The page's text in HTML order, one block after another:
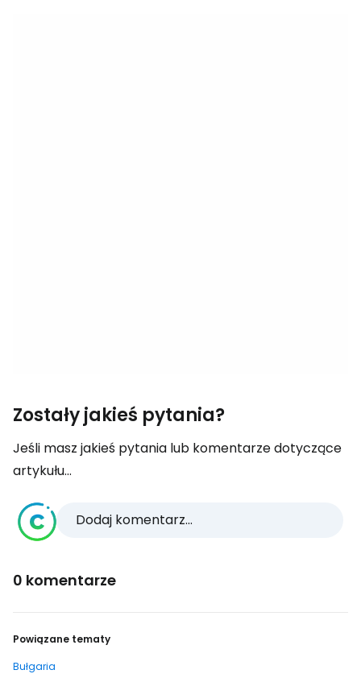
Zostały jakieś pytania?
Jeśli masz jakieś pytania lub komentarze dotyczące
artykułu...
Dodaj komentarz...
0 komentarze
Powiązane tematy
Bułgaria